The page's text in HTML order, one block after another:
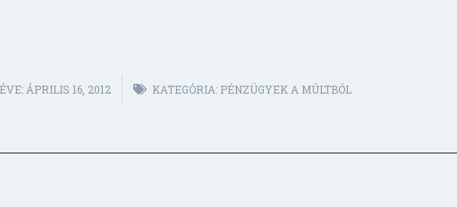
ÁPRILIS 16, 2012 KATEGÓRIA: PÉNZÜGYEK A MÚLTBÓL